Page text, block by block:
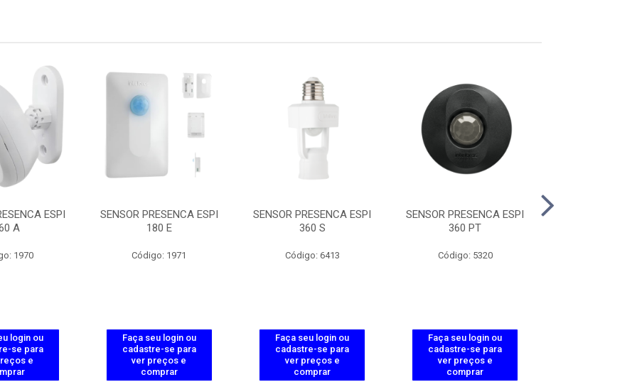
ESPI
A
1970
login ou
se para
e
SENSOR PRESENCA ESPI
180 E
Código: 1971
Faça seu login ou
cadastre-se para
ver preços e
comprar
SENSOR PRESENCA ESPI
360 S
Código: 6413
Faça seu login ou
cadastre-se para
ver preços e
comprar
SENSOR PRESENCA ESPI
360 PT
Código: 5320
Faça seu login ou
cadastre-se para
ver preços e
comprar